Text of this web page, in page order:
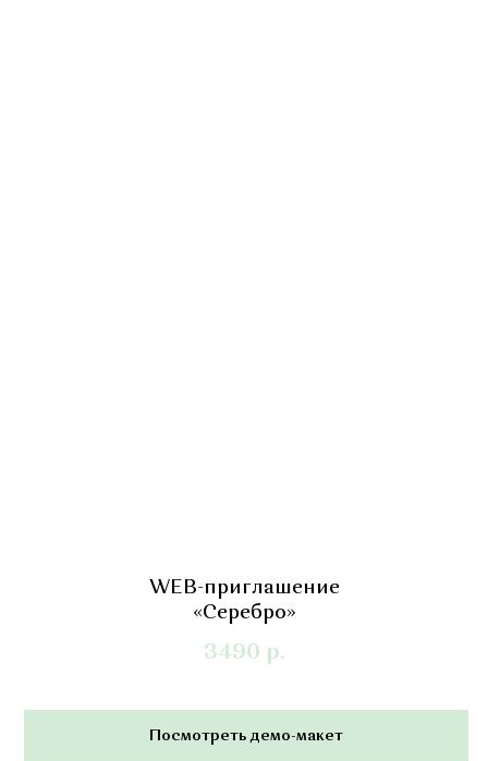
WEB-приглашение
«Серебро»
3490 р.
Посмотреть демо-макет